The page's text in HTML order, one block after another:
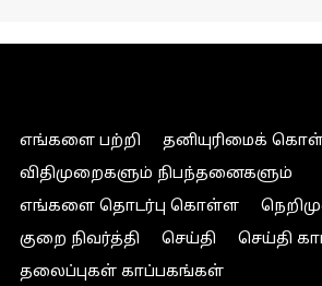
எங்களை பற்றி
தனியுரிமைக்
விதிமுறைகளும் நிபந்தனைகளும்
எங்களை தொடர்பு கொள்ள
குறை நிவர்த்தி
செய்தி
செய்தி
தலைப்புகள் காப்பகங்கள்